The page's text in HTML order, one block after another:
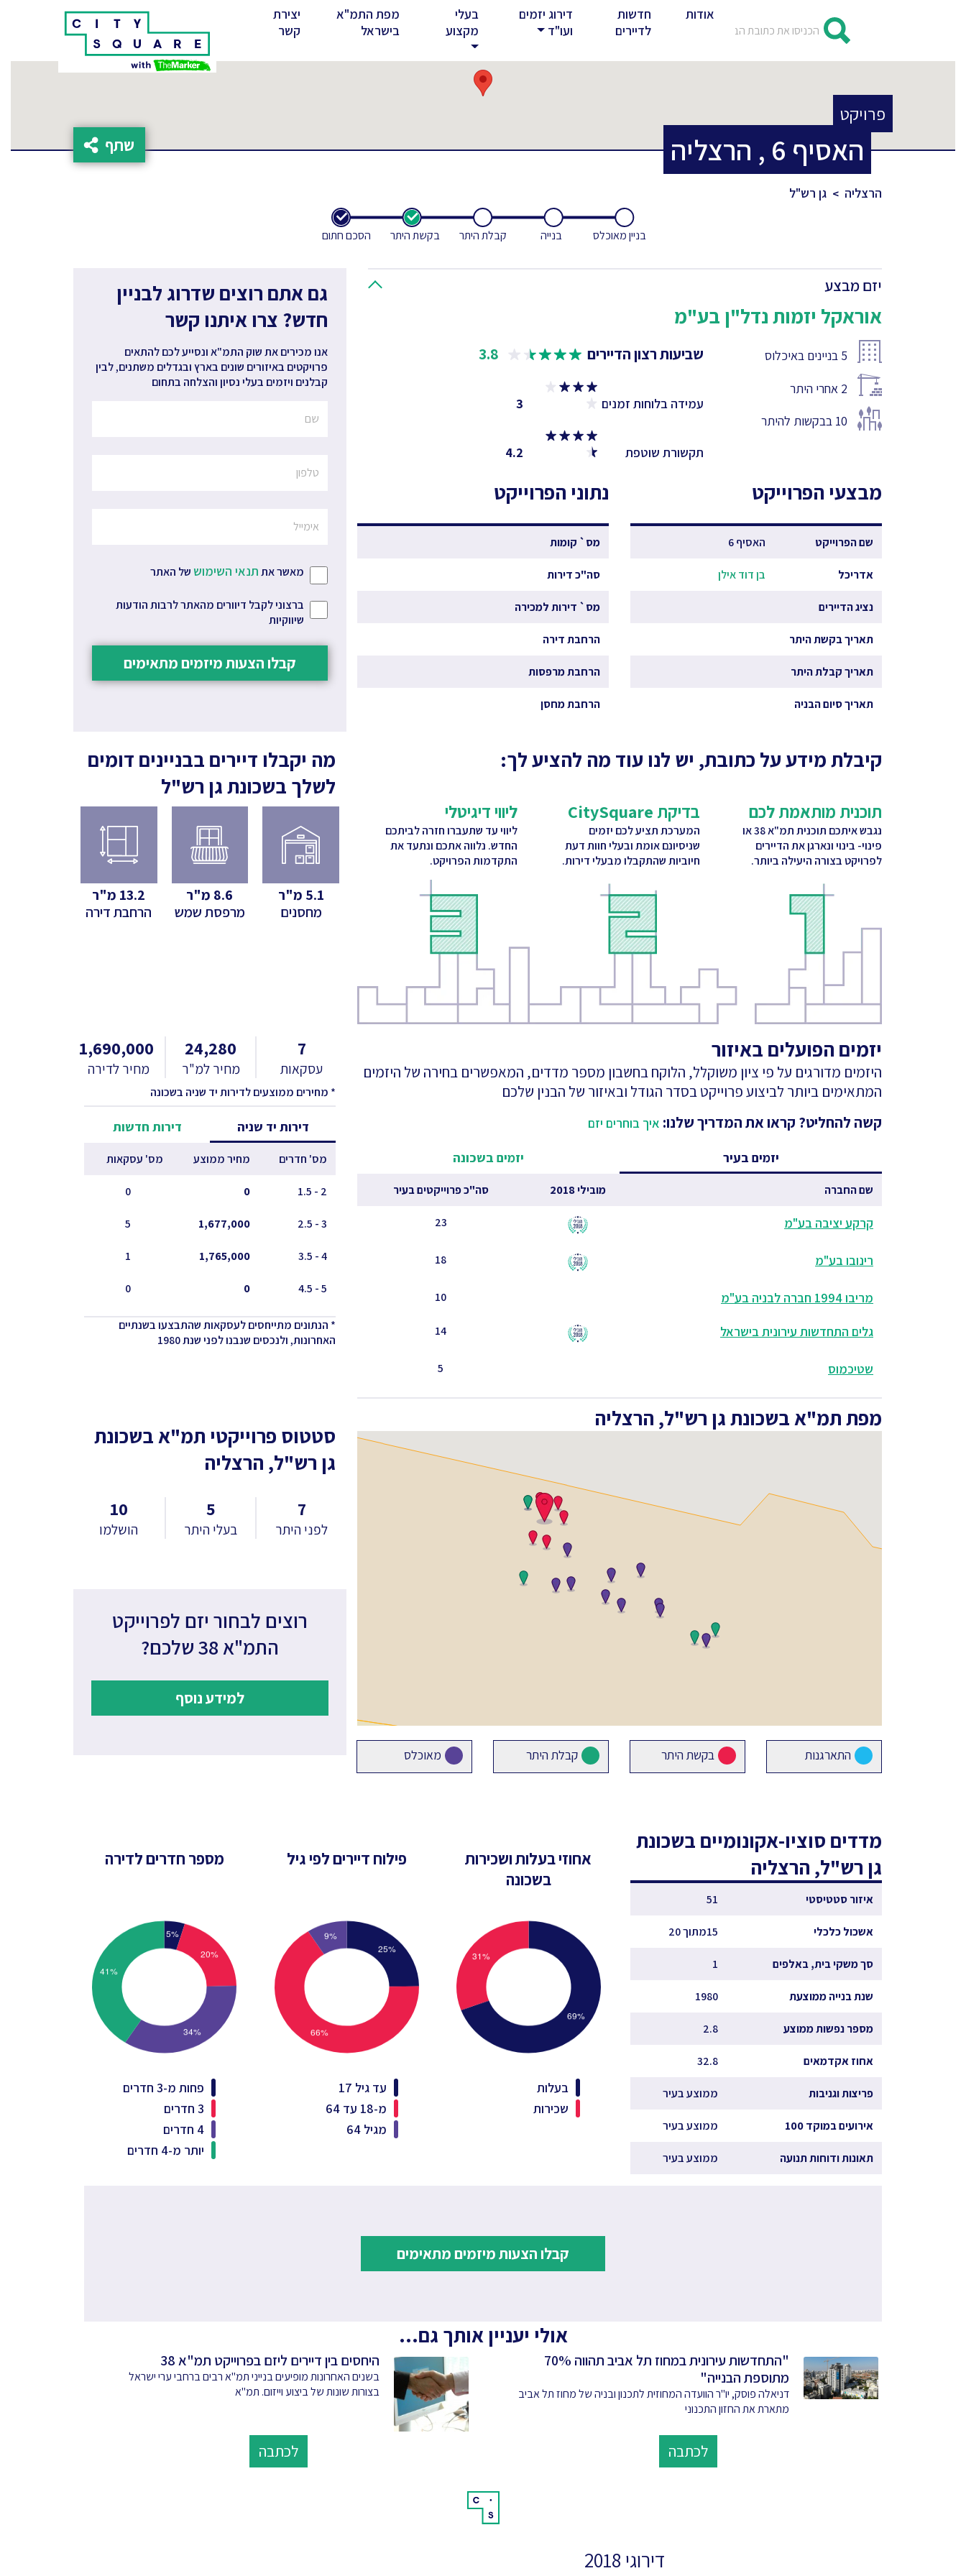
יצירת
קשר(current)
מפת התמ"א
בישראל
בעלי
מקצוע
דירוג יזמים
ועו"ד
חדשות
לדיירים
אודות
פרויקט
האסיף 6
, הרצליה שתף
הרצליה גן רש"ל
בניין מאוכלס בנייה קבלת היתר בקשת היתר הסכם חתום
יזם מבצע
אוראקל יזמות נדל"ן בע"מ
5 בניינים באיכלוס
2 אחרי היתר
10 בבקשות להיתר
שביעות רצון הדיירים 3.8
עמידה בלוחות זמנים 3
תקשורת שוטפת 4.2
מבצעי הפרוייקט
שם הפרוייקט האסיף 6
אדריכל בן דוד אילן
נציג הדיירים
תאריך בקשת היתר
תאריך קבלת היתר
תאריך סיום הבניה
נתוני הפרוייקט
מס` קומות
סה"כ דירות
מס` דירות למכירה
הרחבת דירה
הרחבת מרפסות
הרחבת מחסן
גם אתם רוצים שדרוג לבניין
חדש? צרו איתנו קשר
אנו מכירים את שוק התמ"א ונסייע לכם להתאים
פרויקטים באיזורים שונים בארץ ובגדלים משתנים, לבין
קבלנים ויזמים בעלי נסיון והצלחה בתחום
מאשר אתתנאי השימוש של האתר
ברצוני לקבל דיוורים מהאתר לרבות הודעות
שיווקיות
קבלו הצעות מיזמים מתאימים
קיבלת מידע על כתובת, יש לנו עוד מה להציע לך:
תוכנית מותאמת לכם
נגבש איתכם תוכנית תמ"א 38 או
פינוי- בינוי ונארגן את הדיירים
לפרויקט בצורה היעילה ביותר.
בדיקת CitySquare
המערכת תציע לכם יזמים
שניסיונם אומת ובעלי חוות דעת
חיוביות שהתקבלו מבעלי דירות.
ליווי דיגיטלי
ליווי עד שתעברו חזרה לביתכם
החדש. נלווה אתכם ונתעד את
התקדמות הפרויקט.
מה יקבלו דיירים בבניינים דומים
לשלך בשכונת גן רש"ל
5.1 מ"ר
מחסנים
8.6 מ"ר
מרפסת שמש
13.2 מ"ר
הרחבת דירה
יזמים הפועלים באיזור
היזמים מדורגים על פי ציון משוקלל, הלוקח בחשבון מספר מדדים, המאפשרים בחירה של היזמים
המתאימים ביותר לביצוע פרוייקט בסדר הגודל ובאיזור של הבנין שלכם
קשה להחליט? קראו את המדריך שלנו: איך בוחרים יזם
יזמים בעיר יזמים בשכונה
שם החברה מובילי 2018 סה"כ פרוייקטים בעיר
קרקע יציבה בע"מ 23
רינובו בע"מ 18
מריבו 1994 חברה לבניה בע"מ 10
גלים התחדשות עירונית בישראל 14
שטיכמוס 5
7
עסקאות
24,280
מחיר למ"ר
1,690,000
מחיר לדירה
* מחירים ממוצעים לדירות יד שניה בשכונה
דירות יד שניה דירות חדשות
מס' חדרים מחיר ממוצע מס' עסקאות
2 - 1.5
0
0
3 - 2.5
1,677,000
5
4 - 3.5
1,765,000
1
5 - 4.5
0
0
* הנתונים מתייחסים לעסקאות שהתבצעו בשנתיים
האחרונות, ולנכסים שנבנו לפני שנת 1980
מפת תמ"א בשכונת גן רש"ל, הרצליה
התארגנות בקשת היתר קבלת היתר מאוכלס
סטטוס פרוייקטי תמ"אבשכונת
גן רש"ל, הרצליה
7
לפני היתר
5
בעלי היתר
10
הושלמו
רוצים לבחור יזם לפרוייקט
התמ"א 38 שלכם?
למידע נוסף
מדדים סוציו-אקונומיים בשכונת
גן רש"ל, הרצליה
איזור סטטיסטי 51
אשכול כלכלי 15מתוך 20
סך משקי בית, באלפים 1
שנת בנייה ממוצעת 1980
מספר נפשות ממוצע 2.8
אחוז אקדמאים 32.8
פריצות וגניבות ממוצע בעיר
אירועים במוקד 100 ממוצע בעיר
תאונות ודוחות תנועה ממוצע בעיר
אחוזי בעלות ושכירות
בשכונה
בעלות
שכירות
פילוח דיירים לפי גיל
עד גיל 17
מ-18 עד 64
מגיל 64
מספר חדרים לדירה
פחות מ-3 חדרים
3 חדרים
4 חדרים
יותר מ-4 חדרים
קבלו הצעות מיזמים מתאימים
אולי יעניין אותך גם...
"התחדשות עירונית במחוז תל אביב תהווה 70%
מתוספת הבנייה"
דניאלה פוסק, יו"ר הוועדה המחוזית לתכנון ובניה של מחוז תל אביב
מתארת את החזון התכנוני
לכתבה
היחסים בין דיירים ליזם בפרוייקט תמ"א 38
בשנים האחרונות מופיעים בנייני תמ"א רבים ברחבי ערי ישראל
בצורות שונות של ביצוע וייזום. תמ"א
לכתבה
דירוגי 2018